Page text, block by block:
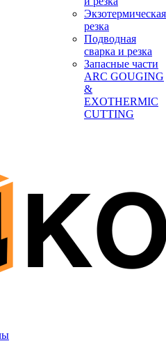
Экзотермическая
резка
Подводная
сварка и резка
Запасные части
ARC GOUGING
&
EXOTHERMIC
CUTTING